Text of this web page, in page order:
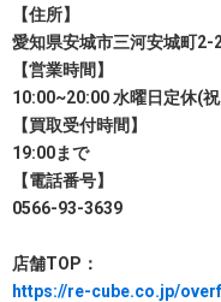
【住所】
愛知県安城市三河安城町2-
【営業時間】
10:00~20:00 水曜日定休(
【買取受付時間】
19:00まで
【電話番号】
0566-93-3639
店舗TOP：
https://re-cube.co.jp/